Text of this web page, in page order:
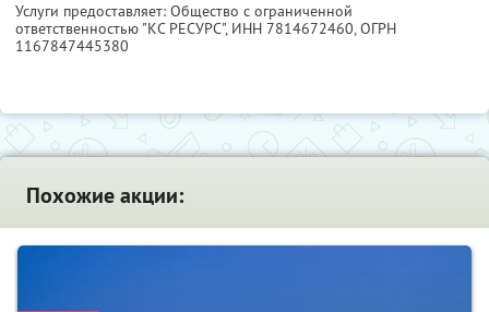
Услуги предоставляет: Общество с ограниченной
ответственностью "КС РЕСУРС", ИНН 7814672460, ОГРН
1167847445380
Похожие акции: